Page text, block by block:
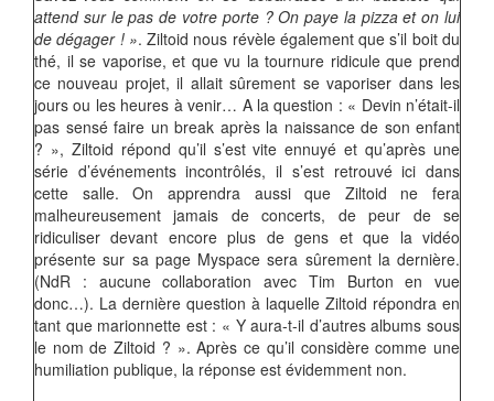
attend sur le pas de votre porte ? On paye la pizza et on lui
de dégager ! ». Ziltoid nous révèle également que s’il boit du
thé, il se vaporise, et que vu la tournure ridicule que prend
ce nouveau projet, il allait sûrement se vaporiser dans les
jours ou les heures à venir… A la question : « Devin n’était-il
pas sensé faire un break après la naissance de son enfant
? », Ziltoid répond qu’il s’est vite ennuyé et qu’après une
série d’événements incontrôlés, il s’est retrouvé ici dans
cette salle. On apprendra aussi que Ziltoid ne fera
malheureusement jamais de concerts, de peur de se
ridiculiser devant encore plus de gens et que la vidéo
présente sur sa page Myspace sera sûrement la dernière.
(NdR : aucune collaboration avec Tim Burton en vue
donc…). La dernière question à laquelle Ziltoid répondra en
tant que marionnette est : « Y aura-t-il d’autres albums sous
le nom de Ziltoid ? ». Après ce qu’il considère comme une
humiliation publique, la réponse est évidemment non.